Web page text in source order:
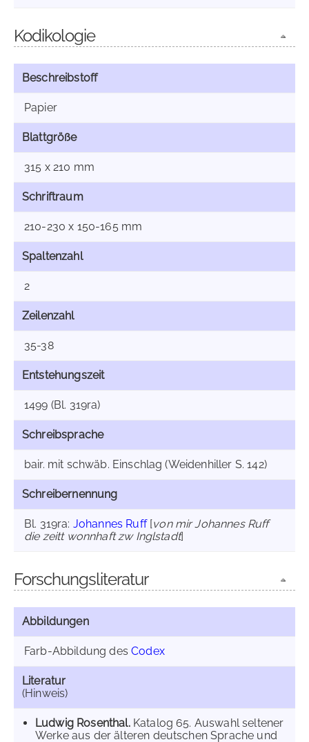
Kodikologie
Beschreibstoff
Papier
Blattgröße
315 x 210 mm
Schriftraum
210-230 x 150-165 mm
Spaltenzahl
2
Zeilenzahl
35-38
Entstehungszeit
1499 (Bl. 319ra)
Schreibsprache
bair. mit schwäb. Einschlag (Weidenhiller S. 142)
Schreibernennung
Bl. 319ra: Johannes Ruff[von mir Johannes Ruff
die zeitt wonnhaft zw Inglstadt]
Forschungsliteratur
Abbildungen
Farb-Abbildung desCodex
Literatur
(Hinweis)
Ludwig Rosenthal.Katalog 65. Auswahl seltener
Werke aus der älteren deutschen Sprache und